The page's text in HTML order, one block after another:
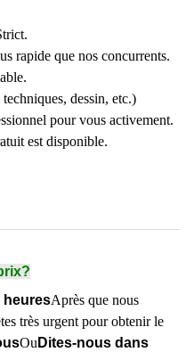
rapide que nos concurrents.
dessin, etc.)
pour vous activement.
est disponible.
heuresAprès que nous
très urgent pour obtenir le
Ou Dites-nous dans